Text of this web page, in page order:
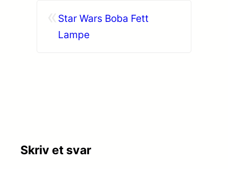
Star Wars Boba Fett
Lampe
Skriv et svar